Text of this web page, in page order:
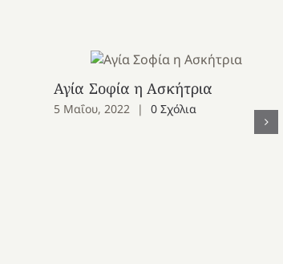
Αγία Σοφία η Ασκήτρια
5 Μαΐου, 2022 | 0 Σχόλια